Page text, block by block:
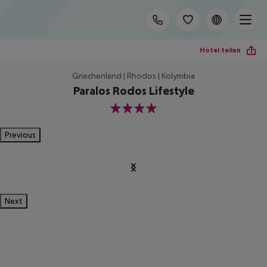
Hotel teilen
Griechenland | Rhodos | Kolymbia
Paralos Rodos Lifestyle
4
Previous
Next